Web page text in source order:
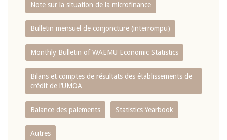
Note sur la situation de la microfinance
Bulletin mensuel de conjoncture (interrompu)
Monthly Bulletin of WAEMU Economic Statistics
Bilans et comptes de résultats des établissements de
crédit de l‘UMOA
Balance des paiements Statistics Yearbook
Autres